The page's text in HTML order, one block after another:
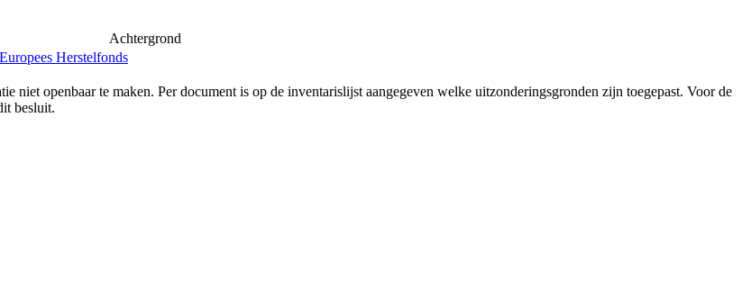
Achtergrond
Herstelfonds
niet openbaar te maken. Per document is op de inventarislijst aangegeven welke uitzonderingsgronden zijn toegepast. Voor de
besluit.